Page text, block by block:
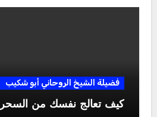
فضيلة الشيخ الروحاني أبو شكيب
كيف تعالج نفسك من